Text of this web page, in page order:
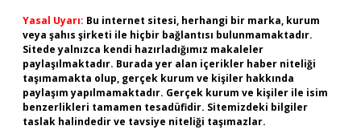
Yasal Uyarı: Bu internet sitesi, herhangi bir marka, kurum
veya şahıs şirketi ile hiçbir bağlantısı bulunmamaktadır.
Sitede yalnızca kendi hazırladığımız makaleler
paylaşılmaktadır. Burada yer alan içerikler haber niteliği
taşımamakta olup, gerçek kurum ve kişiler hakkında
paylaşım yapılmamaktadır. Gerçek kurum ve kişiler ile isim
benzerlikleri tamamen tesadüfidir. Sitemizdeki bilgiler
taslak halindedir ve tavsiye niteliği taşımazlar.